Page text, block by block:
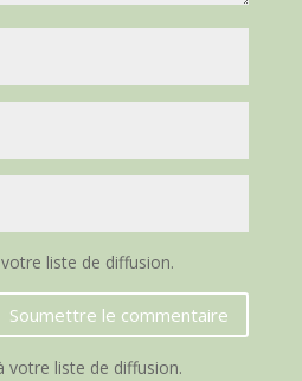
liste de diffusion.
Soumettre le commentaire
votre liste de diffusion.